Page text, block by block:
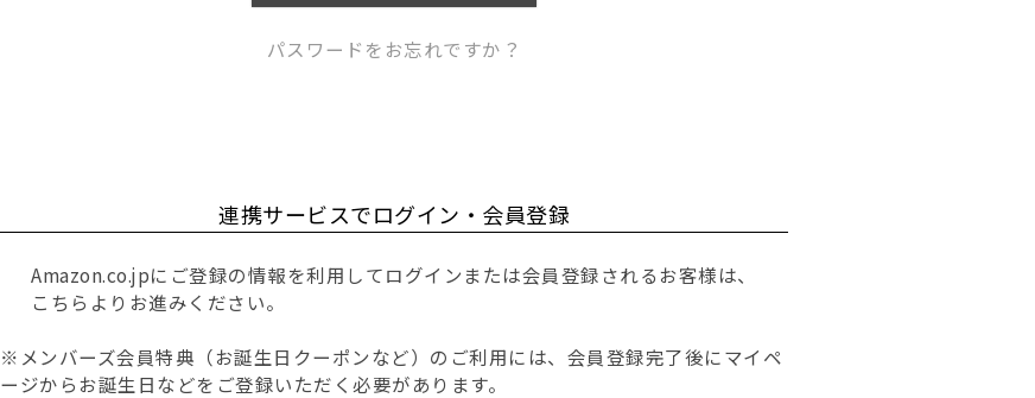
パスワードをお忘れですか？
連携サービスでログイン・会員登録
Amazon.co.jpにご登録の情報を利用してログインまたは会員登録されるお客様は、
こちらよりお進みください。
※メンバーズ会員特典（お誕生日クーポンなど）のご利用には、会員登録完了後にマイペ
ージからお誕生日などをご登録いただく必要があります。